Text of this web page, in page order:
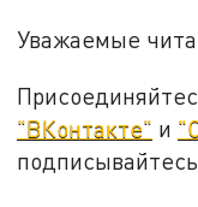
Уважаемые
"ВКонтакте" и